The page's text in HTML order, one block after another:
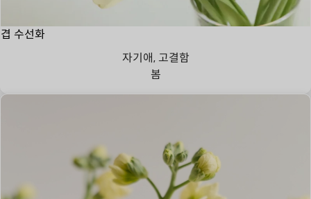
겹 수선화
자기애, 고결함
봄